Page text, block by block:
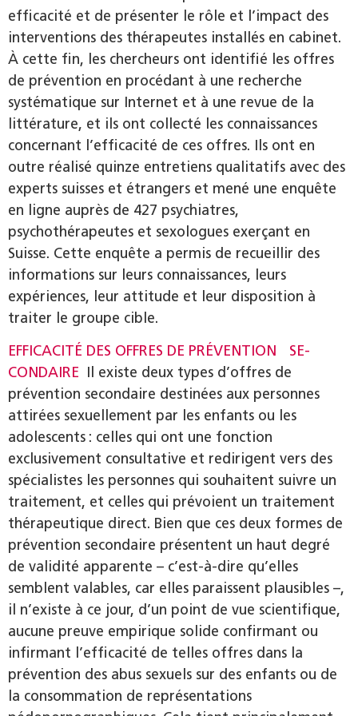
efficacité et de présenter le rôle et l’impact des
interventions des thérapeutes installés en cabinet.
À cette fin, les chercheurs ont identifié les offres
de prévention en procédant à une recherche
systématique sur Internet et à une revue de la
littérature, et ils ont collecté les connaissances
concernant l’efficacité de ces offres. Ils ont en
outre réalisé quinze entretiens qualitatifs avec des
experts suisses et étrangers et mené une enquête
en ligne auprès de 427 psychiatres,
psychothérapeutes et sexologues exerçant en
Suisse. Cette enquête a permis de recueillir des
informations sur leurs connaissances, leurs
expériences, leur attitude et leur disposition à
traiter le groupe cible.
EFFICACITÉ DES OFFRES DE PRÉVENTION SE­
CONDAIRE Il existe deux types d’offres de
prévention secondaire destinées aux personnes
attirées sexuellement par les enfants ou les
adolescents : celles qui ont une fonction
exclusivement consultative et redirigent vers des
spécialistes les personnes qui souhaitent suivre un
traitement, et celles qui prévoient un traitement
thérapeutique direct. Bien que ces deux formes de
prévention secondaire présentent un haut degré
de validité apparente – c’est-à-dire qu’elles
semblent valables, car elles paraissent plausibles –,
il n’existe à ce jour, d’un point de vue scientifique,
aucune preuve empirique solide confirmant ou
infirmant l’efficacité de telles offres dans la
prévention des abus sexuels sur des enfants ou de
la consommation de représentations